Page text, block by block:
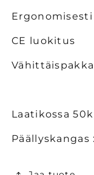
CE luokitus
Laatikossa
Päällyskangas :